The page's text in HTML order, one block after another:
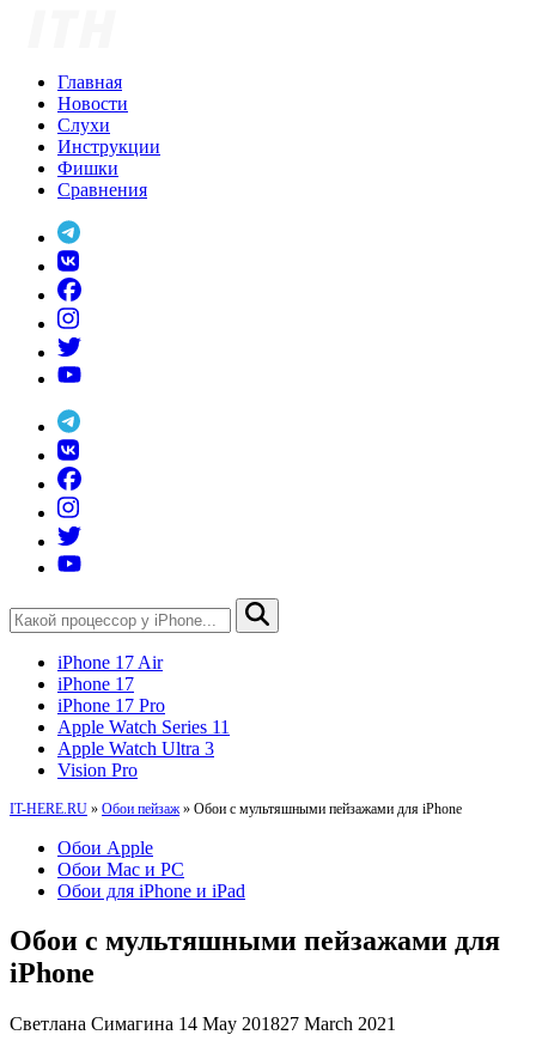
Главная
Новости
Слухи
Инструкции
Фишки
Сравнения
iPhone 17 Air
iPhone 17
iPhone 17 Pro
Apple Watch Series 11
Apple Watch Ultra 3
Vision Pro
IT-HERE.RU » Обои пейзаж » Обои с мультяшными пейзажами для iPhone
Обои Apple
Обои Mac и PC
Обои для iPhone и iPad
Обои с мультяшными пейзажами для
iPhone
Светлана Симагина 14 May 201827 March 2021